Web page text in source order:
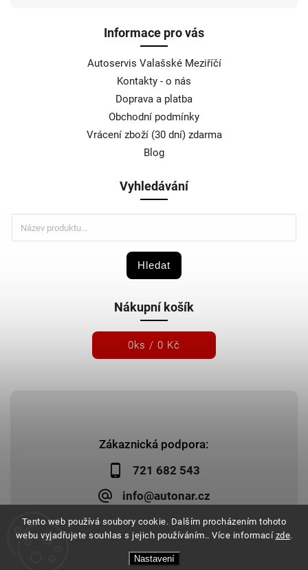
Tento web používá soubory cookie. Dalším procházením tohoto
webu vyjadřujete souhlas s jejich používáním.. Více informací zde.
Nastavení
Zákaznická podpora:
721 682 543
info@autonar.cz
Informace pro vás
Autoservis Valašské Meziříčí
Kontakty - o nás
Doprava a platba
Obchodní podmínky
Vrácení zboží (30 dní) zdarma
Blog
Vyhledávání
Hledat
Nákupní košík
0ks / 0 Kč
Autonar.cz. Všechna práva vyhrazena.